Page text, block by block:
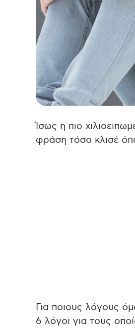
Ίσως η πιο
φράση τόσο κλισέ
Για ποιους λόγους
6 λόγοι για τους